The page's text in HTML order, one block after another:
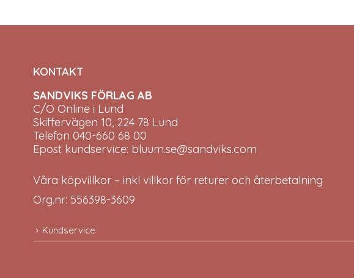
KONTAKT
SANDVIKS FÖRLAG AB
C/O Online i Lund
Skiffervägen 10, 224 78 Lund
Telefon 040-660 68 00
Epost kundservice: bluum.se@sandviks.com
Våra köpvillkor – inkl villkor för returer och återbetalning
Org.nr: 556398-3609
Kundservice